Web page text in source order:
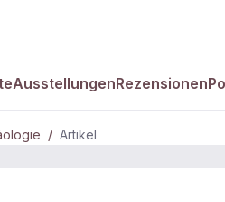
AusstellungenRezensionen
/ Artikel